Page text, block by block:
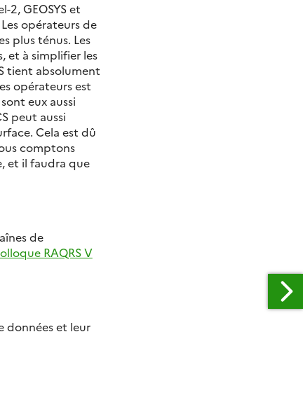
GEOSYS et
opérateurs de
plus ténus. Les
et à simplifier les
tient absolument
opérateurs est
eux aussi
peut aussi
Cela est dû
comptons
et il faudra que
de
RAQRS V
données et leur